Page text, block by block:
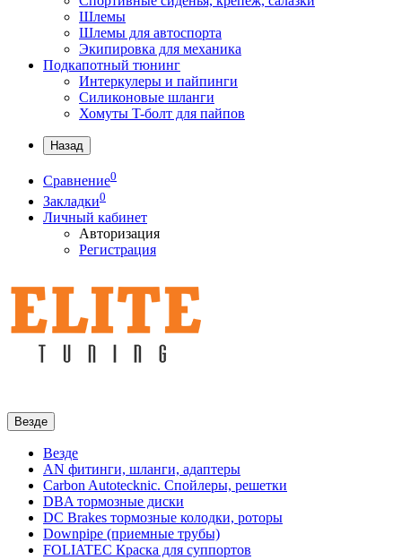
Шлемы
Шлемы для автоспорта
Экипировка для механика
Подкапотный тюнинг
Интеркулеры и пайпинги
Силиконовые шланги
Хомуты T-болт для пайпов
Назад
Сравнение0
Закладки0
Личный кабинет
Авторизация
Регистрация
Везде
Везде
AN фитинги, шланги, адаптеры
Carbon Autotecknic. Спойлеры, решетки
DBA тормозные диски
DC Brakes тормозные колодки, роторы
Downpipe (приемные трубы)
FOLIATEC Краска для суппортов